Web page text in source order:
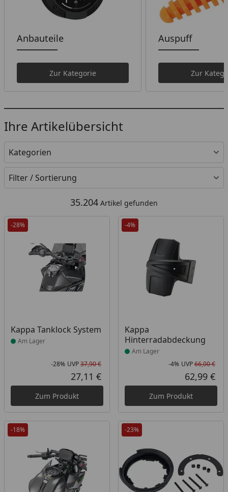
Anbauteile
Zur Kategorie
Auspuff
Zur
Ihre Artikelübersicht
Kategorien
Filter / Sortierung
35.204 Artikel gefunden
-28%
Kappa Tanklock System
Produkt am Lager
Am Lager
Rabatt in Prozent
-28%
Ursprünglicher Preis
UVP37,90 €
Aktueller Preis
27,11 €
Zum Produkt
-4%
Kappa
Hinterradabdeckung
Produkt am Lager
Am Lager
-4% UVP66,00 €
62,99 €
Zum Produkt
-18% -23%